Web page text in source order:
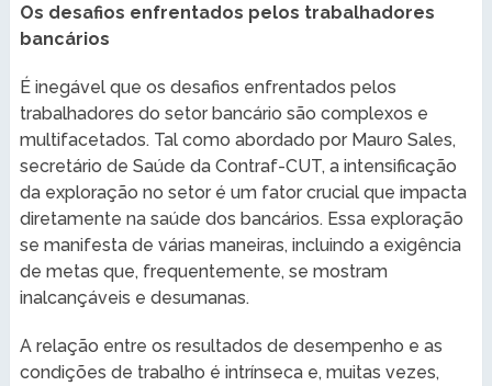
Os desafios enfrentados pelos trabalhadores
bancários
É inegável que os desafios enfrentados pelos
trabalhadores do setor bancário são complexos e
multifacetados. Tal como abordado por Mauro Sales,
secretário de Saúde da Contraf-CUT, a intensificação
da exploração no setor é um fator crucial que impacta
diretamente na saúde dos bancários. Essa exploração
se manifesta de várias maneiras, incluindo a exigência
de metas que, frequentemente, se mostram
inalcançáveis e desumanas.
A relação entre os resultados de desempenho e as
condições de trabalho é intrínseca e, muitas vezes,